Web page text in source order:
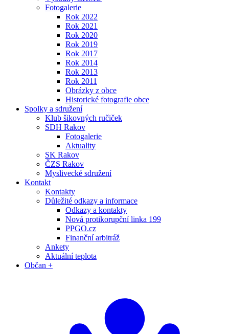
Fotogalerie
Rok 2022
Rok 2021
Rok 2020
Rok 2019
Rok 2017
Rok 2014
Rok 2013
Rok 2011
Obrázky z obce
Historické fotografie obce
Spolky a sdružení
Klub šikovných ručiček
SDH Rakov
Fotogalerie
Aktuality
SK Rakov
ČZS Rakov
Myslivecké sdružení
Kontakt
Kontakty
Důležité odkazy a informace
Odkazy a kontakty
Nová protikorupční linka 199
PPGO.cz
Finanční arbitráž
Ankety
Aktuální teplota
Občan +